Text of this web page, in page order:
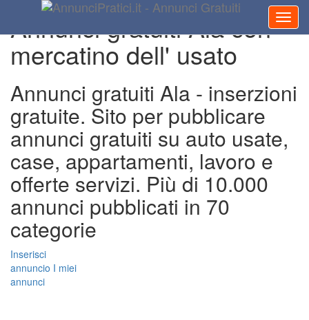
Annunci gratuiti Ala con
mercatino dell' usato
Annunci gratuiti Ala - inserzioni
gratuite. Sito per pubblicare
annunci gratuiti su auto usate,
case, appartamenti, lavoro e
offerte servizi. Più di 10.000
annunci pubblicati in 70
categorie
Inserisci
annuncio I miei
annunci